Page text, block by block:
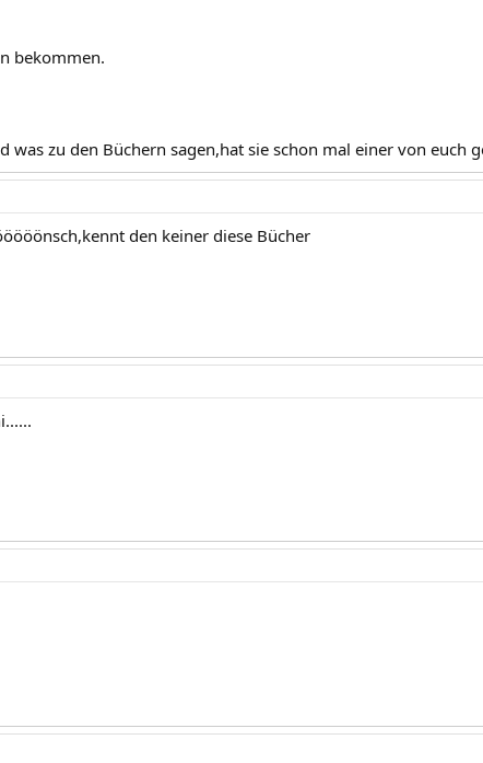
bekommen.
was zu den Büchern sagen,hat sie schon mal einer von euch
den keiner diese Bücher